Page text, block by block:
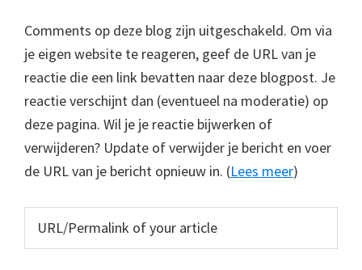
Comments op deze blog zijn uitgeschakeld. Om via
je eigen website te reageren, geef de URL van je
reactie die een link bevatten naar deze blogpost. Je
reactie verschijnt dan (eventueel na moderatie) op
deze pagina. Wil je je reactie bijwerken of
verwijderen? Update of verwijder je bericht en voer
de URL van je bericht opnieuw in. (Lees meer)